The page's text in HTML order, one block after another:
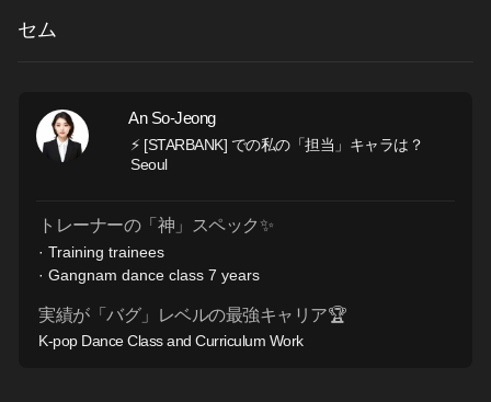
セム
An So-Jeong
⚡ [STARBANK] での私の「担当」キャラは？
Seoul
トレーナーの「神」スペック✨
· Training trainees
· Gangnam dance class 7 years
実績が「バグ」レベルの最強キャリア🏆
K-pop Dance Class and Curriculum Work